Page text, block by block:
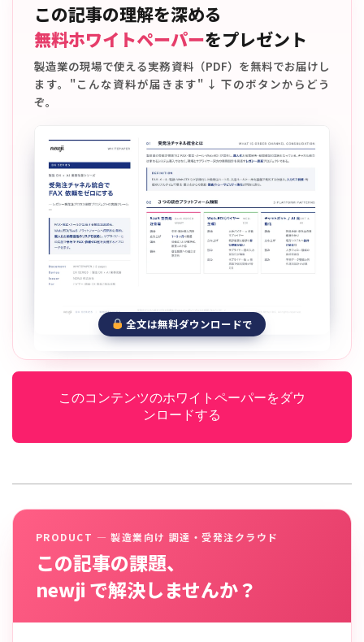
この記事の理解を深める
無料ホワイトペーパーをプレゼント
製造業の現場で使える実務資料（PDF）を無料でお届けし
ます。"こんな資料が届きます" ↓ 下のボタンからどう
ぞ。
全文は無料ダウンロードで
このコンテンツのホワイトペーパーをダウ
ンロードする
PRODUCT — 製造業向け 調達・受発注クラウド
この記事の課題、
newji で解決しませんか？